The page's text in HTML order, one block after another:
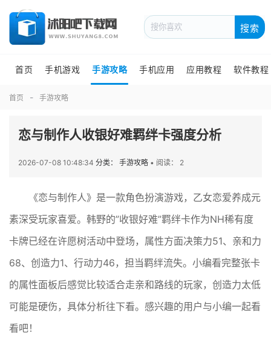
搜索
首页 手机游戏 手游攻略 手机应用 应用教程 软件教程
首页 手游攻略
恋与制作人收银好难羁绊卡强度分析
2026-07-08 10:48:34 分类： 手游攻略 • 阅读： 2
《恋与制作人》是一款角色扮演游戏，乙女恋爱养成元
素深受玩家喜爱。韩野的”收银好难”羁绊卡作为NH稀有度
卡牌已经在许愿树活动中登场，属性方面决策力51、亲和力
68、创造力1、行动力46，担当羁绊流失。小编看完整张卡
的属性面板后感觉比较适合走亲和路线的玩家，创造力太低
可能是硬伤，具体分析往下看。感兴趣的用户与小编一起看
看吧！